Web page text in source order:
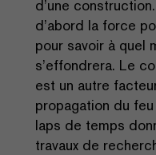
d’une
d’abord la force
pour savoir à quel
s’effondrera. Le
est un autre
propagation du
laps de temps
travaux de